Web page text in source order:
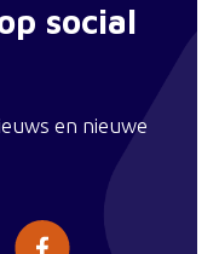
social
en nieuwe